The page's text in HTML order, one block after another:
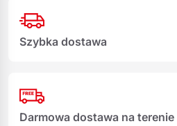
Szybka dostawa
Darmowa dostawa na